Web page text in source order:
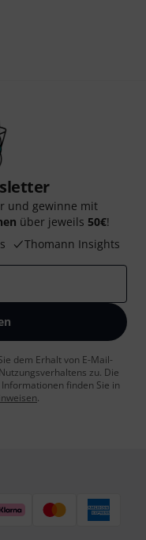
und gewinne mit
über jeweils 50€!
Thomann Insights
dem Erhalt von E-Mail-
zu. Die
finden Sie in
.